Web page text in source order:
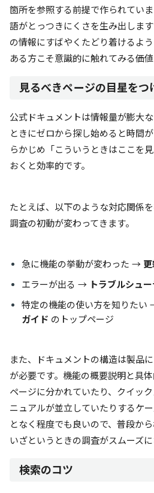
箇所を参照する前提で作られてい
語がとっつきにくさを生み出しま
の情報にすばやくたどり着けるよ
ある方こそ意識的に触れてみる価値
見るべきページの目星をつ
公式ドキュメントは情報量が膨大
ときにゼロから探し始めると時間
らかじめ「こういうときはここを
おくと効率的です。
たとえば、以下のような対応関係
調査の初動が変わってきます。
急に機能の挙動が変わった →
エラーが出る →
トラブルシュ
特定の機能の使い方を知りたい
ガイド のトップページ
また、ドキュメントの構造は製品
が必要です。機能の概要説明と具
ページに分かれていたり、クイッ
ニュアルが並立していたりするケ
となく程度でも良いので、普段か
いざというときの調査がスムーズに
検索のコツ